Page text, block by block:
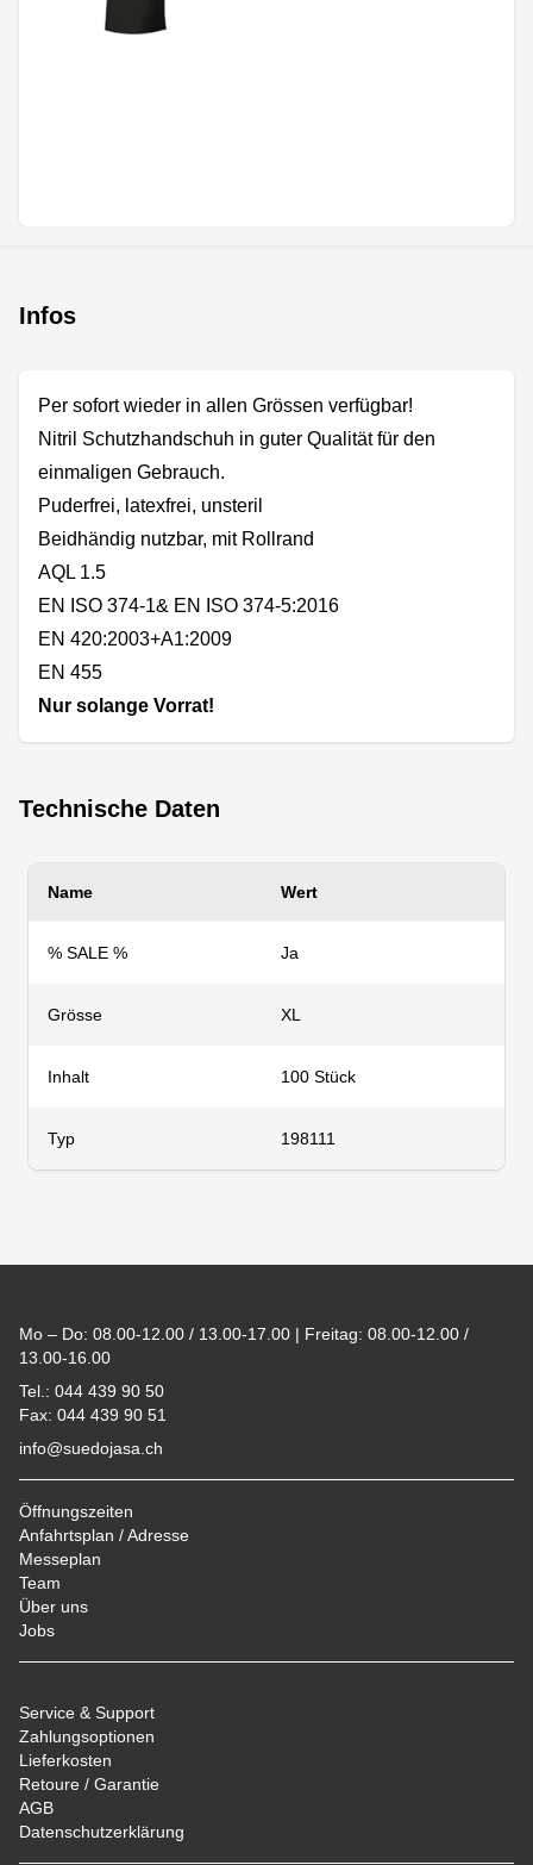
Infos
Per sofort wieder in allen Grössen verfügbar!
Nitril Schutzhandschuh in guter Qualität für den
einmaligen Gebrauch.
Puderfrei, latexfrei, unsteril
Beidhändig nutzbar, mit Rollrand
AQL 1.5
EN ISO 374-1& EN ISO 374-5:2016
EN 420:2003+A1:2009
EN 455
Nur solange Vorrat!
Technische Daten
Name Wert
% SALE % Ja
Grösse XL
Inhalt 100 Stück
Typ 198111
Mo – Do: 08.00-12.00 / 13.00-17.00 | Freitag: 08.00-12.00 /
13.00-16.00
Tel.: 044 439 90 50
Fax: 044 439 90 51
info@suedojasa.ch
Öffnungszeiten
Anfahrtsplan / Adresse
Messeplan
Team
Über uns
Jobs
Service & Support
Zahlungsoptionen
Lieferkosten
Retoure / Garantie
AGB
Datenschutzerklärung